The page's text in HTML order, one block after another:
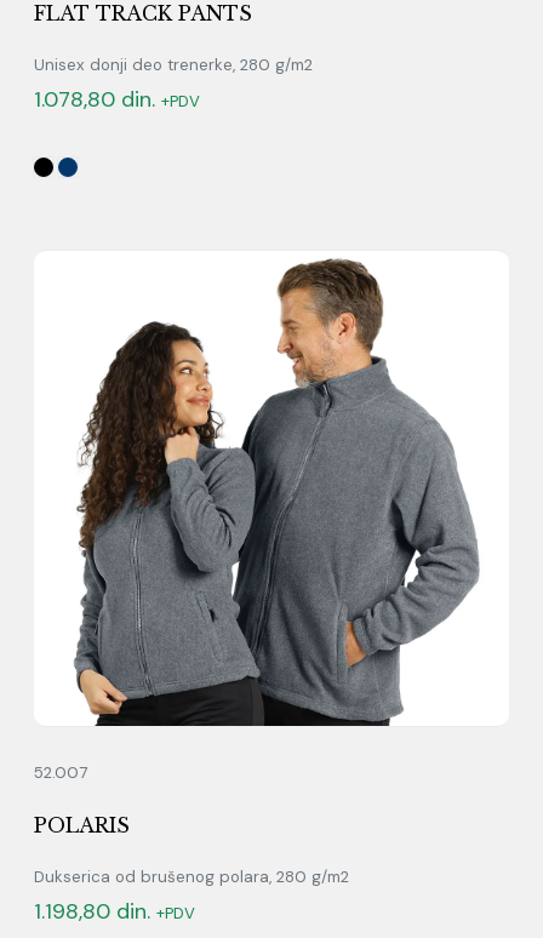
FLAT TRACK PANTS
Unisex donji deo trenerke, 280 g/m2
1.078,80 din. +PDV
52.007
POLARIS
Dukserica od brušenog polara, 280 g/m2
1.198,80 din. +PDV